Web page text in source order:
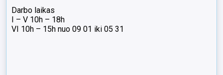
Darbo laikas
I – V 10h – 18h
VI 10h – 15h nuo 09 01 iki 05 31